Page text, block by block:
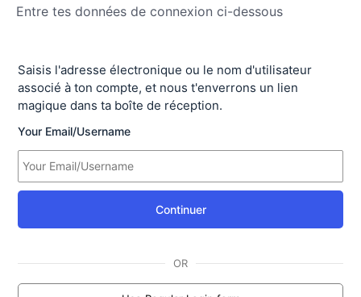
Entre tes données de connexion ci-dessous
Se
connecter
Saisis l'adresse électronique ou le nom d'utilisateur
associé à ton compte, et nous t'enverrons un lien
magique dans ta boîte de réception.
Your Email/Username
Continuer
OR